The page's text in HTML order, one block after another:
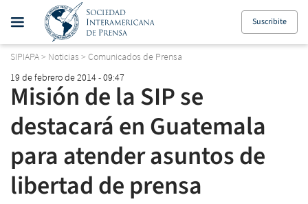
Suscribite
SIPIAPA> Noticias > Comunicados de Prensa
19 de febrero de 2014 - 09:47
Misión de la SIP se
destacará en Guatemala
para atender asuntos de
libertad de prensa